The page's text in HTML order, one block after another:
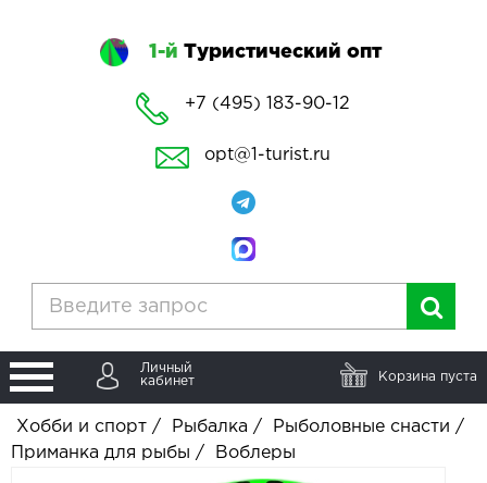
1-й Туристический опт
+7 (495) 183-90-12
opt@1-turist.ru
Личный
кабинет
Корзина пуста
Хобби и спорт / Рыбалка / Рыболовные снасти /
Приманка для рыбы / Воблеры